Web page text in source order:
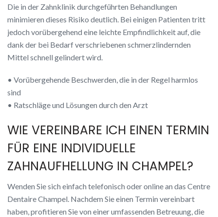
Die in der Zahnklinik durchgeführten Behandlungen
minimieren dieses Risiko deutlich. Bei einigen Patienten tritt
jedoch vorübergehend eine leichte Empfindlichkeit auf, die
dank der bei Bedarf verschriebenen schmerzlindernden
Mittel schnell gelindert wird.
• Vorübergehende Beschwerden, die in der Regel harmlos
sind
• Ratschläge und Lösungen durch den Arzt
WIE VEREINBARE ICH EINEN TERMIN
FÜR EINE INDIVIDUELLE
ZAHNAUFHELLUNG IN CHAMPEL?
Wenden Sie sich einfach telefonisch oder online an das Centre
Dentaire Champel. Nachdem Sie einen Termin vereinbart
haben, profitieren Sie von einer umfassenden Betreuung, die